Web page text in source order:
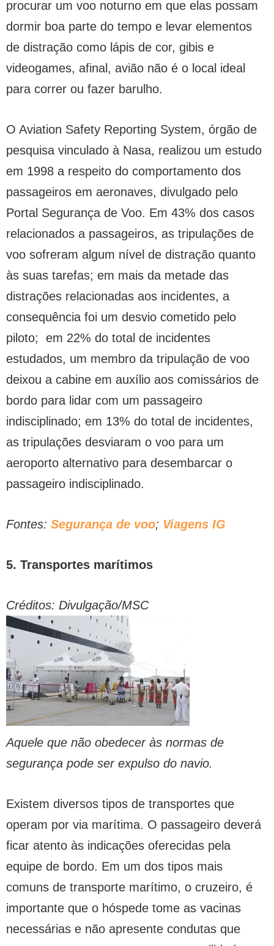
procurar um voo noturno em que elas possam
dormir boa parte do tempo e levar elementos
de distração como lápis de cor, gibis e
videogames, afinal, avião não é o local ideal
para correr ou fazer barulho.
O Aviation Safety Reporting System, órgão de
pesquisa vinculado à Nasa, realizou um estudo
em 1998 a respeito do comportamento dos
passageiros em aeronaves, divulgado pelo
Portal Segurança de Voo. Em 43% dos casos
relacionados a passageiros, as tripulações de
voo sofreram algum nível de distração quanto
às suas tarefas; em mais da metade das
distrações relacionadas aos incidentes, a
consequência foi um desvio cometido pelo
piloto; em 22% do total de incidentes
estudados, um membro da tripulação de voo
deixou a cabine em auxílio aos comissários de
bordo para lidar com um passageiro
indisciplinado; em 13% do total de incidentes,
as tripulações desviaram o voo para um
aeroporto alternativo para desembarcar o
passageiro indisciplinado.
Fontes: Segurança de voo; Viagens IG
5. Transportes marítimos
Créditos: Divulgação/MSC
Aquele que não obedecer às normas de
segurança pode ser expulso do navio.
Existem diversos tipos de transportes que
operam por via marítima. O passageiro deverá
ficar atento às indicações oferecidas pela
equipe de bordo. Em um dos tipos mais
comuns de transporte marítimo, o cruzeiro, é
importante que o hóspede tome as vacinas
necessárias e não apresente condutas que